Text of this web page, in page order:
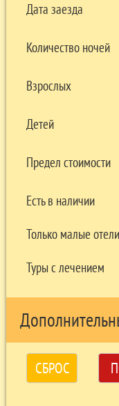
Дата заезда
Количество ночей
Взрослых
Детей
Предел стоимости
Есть в наличии
Только малые отели
Туры с лечением
СБРОС